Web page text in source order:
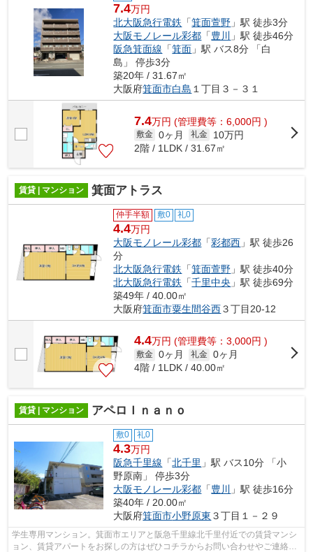
7.4万円
北大阪急行電鉄 「箕面萱野 」駅 徒歩3分
大阪モノレール彩都 「豊川
」駅 徒歩46分
阪急箕面線 「箕面 」駅 バス8分 「白
島」 停歩3分
築20年 / 31.67㎡
大阪府箕面市白島 １丁目３－３１
7.4万円 (管理費等：6,000円 )
敷金 0ヶ月 礼金
10万円
2階 / 1LDK / 31.67㎡
賃貸 | マンション 箕面アトラス
仲手半額 敷0 礼0
4.4万円
大阪モノレール彩都 「彩都西 」駅 徒歩26
分
北大阪急行電鉄 「箕面萱野 」駅 徒歩40分
北大阪急行電鉄 「千里中央 」駅 徒歩69分
築49年 / 40.00㎡
大阪府箕面市粟生間谷西３丁目20-12
4.4万円 (管理費等：3,000円 )
敷金 0ヶ月 礼金 0ヶ月
4階 / 1LDK / 40.00㎡
賃貸 | マンション アペロＩｎａｎｏ
敷0 礼0
4.3万円
阪急千里線 「北千里 」駅 バス10分 「小
野原南」 停歩3分
大阪モノレール彩都 「豊川 」駅 徒歩16分
築40年 / 20.00㎡
大阪府箕面市小野原東 ３丁目１－２９
学生専用マンション。箕面市エリアと阪急千里線北千里付近での賃貸マンシ
ョン、賃貸アパートをお探しの方はぜひコチラからお問い合わせやご連絡を